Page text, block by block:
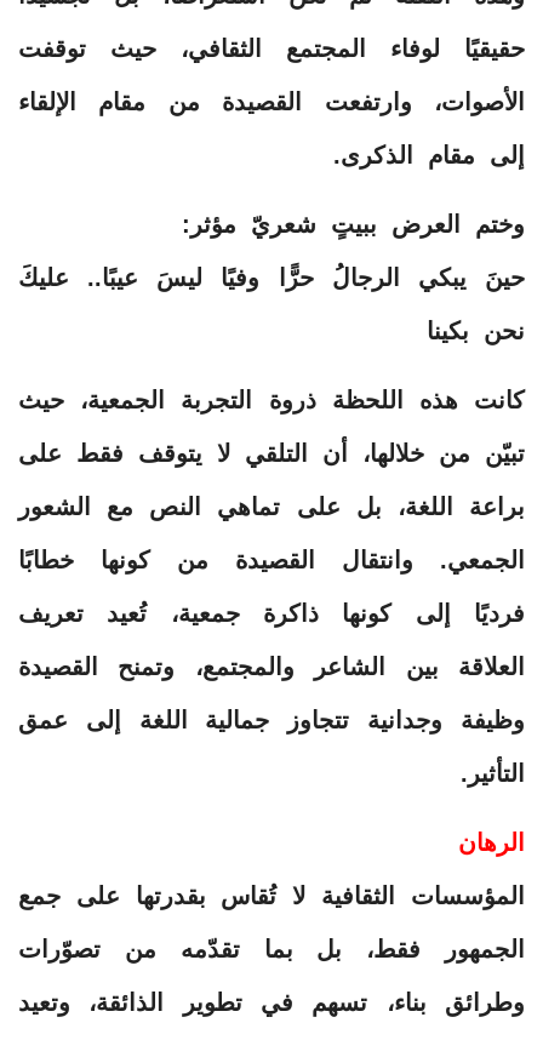
حقيقيًا لوفاء المجتمع الثقافي، حيث توقفت
الأصوات، وارتفعت القصيدة من مقام الإلقاء
إلى مقام الذكرى.
وختم العرض ببيتٍ شعريّ مؤثر:
حينَ يبكي الرجالُ حرًّا وفيًا ليسَ عيبًا.. عليكَ
نحن بكينا
كانت هذه اللحظة ذروة التجربة الجمعية، حيث
تبيّن من خلالها، أن التلقي لا يتوقف فقط على
براعة اللغة، بل على تماهي النص مع الشعور
الجمعي. وانتقال القصيدة من كونها خطابًا
فرديًا إلى كونها ذاكرة جمعية، تُعيد تعريف
العلاقة بين الشاعر والمجتمع، وتمنح القصيدة
وظيفة وجدانية تتجاوز جمالية اللغة إلى عمق
التأثير.
الرهان
المؤسسات الثقافية لا تُقاس بقدرتها على جمع
الجمهور فقط، بل بما تقدّمه من تصوّرات
وطرائق بناء، تسهم في تطوير الذائقة، وتعيد